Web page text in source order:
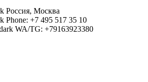
Россия, Москва
Phone: +7 495 517 35 10
WA/TG: +79163923380